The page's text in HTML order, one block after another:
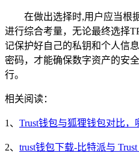
在做出选择时,用户应当根
进行综合考量，无论最终选择
记保护好自己的私钥和个人信
密码，才能确保数字资产的安
行。
相关阅读：
1、 Trust钱包与狐狸钱包对比，
2、 trust钱包下载-比特派与